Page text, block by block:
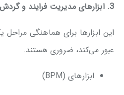
3. ابزارهای مدیریت فرایند و گردش کار
این ابزارها برای هماهنگی مراحل
عبور می‌کند، ضروری هستند.
ابزارهای (BPM)